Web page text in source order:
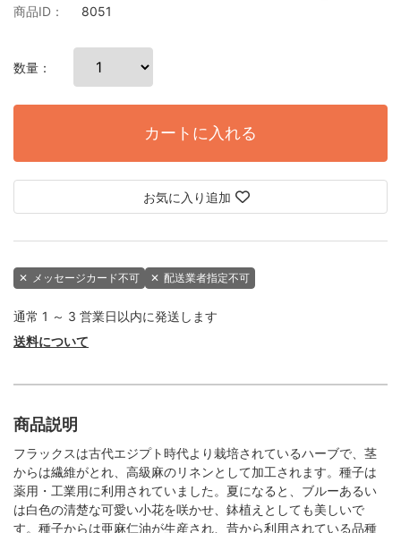
商品ID： 8051
数量：
カートに入れる
お気に入り追加
✕ メッセージカード不可 ✕ 配送業者指定不可
通常 1 ～ 3 営業日以内に発送します
送料について
商品説明
フラックスは古代エジプト時代より栽培されているハーブで、茎
からは繊維がとれ、高級麻のリネンとして加工されます。種子は
薬用・工業用に利用されていました。夏になると、ブルーあるい
は白色の清楚な可愛い小花を咲かせ、鉢植えとしても美しいで
す。種子からは亜麻仁油が生産され、昔から利用されている品種